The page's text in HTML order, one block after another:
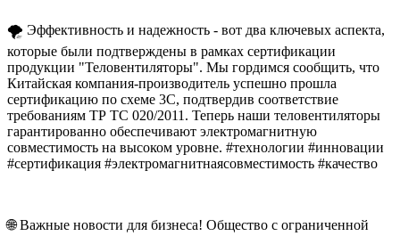
🌪️ Эффективность и надежность - вот два ключевых аспекта,
которые были подтверждены в рамках сертификации
продукции "Теловентиляторы". Мы гордимся сообщить, что
Китайская компания-производитель успешно прошла
сертификацию по схеме 3С, подтвердив соответствие
требованиям ТР ТС 020/2011. Теперь наши теловентиляторы
гарантированно обеспечивают электромагнитную
совместимость на высоком уровне. #технологии #инновации
#сертификация #электромагнитнаясовместимость #качество
🌐 Важные новости для бизнеса! Общество с ограниченной